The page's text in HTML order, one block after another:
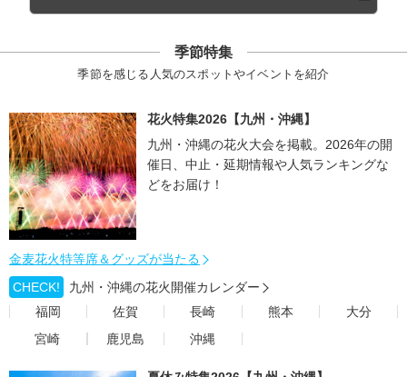
季節特集
季節を感じる人気のスポットやイベントを紹介
花火特集2026【九州・沖縄】
九州・沖縄の花火大会を掲載。2026年の開
催日、中止・延期情報や人気ランキングな
どをお届け！
金麦花火特等席＆グッズが当たる
CHECK!
九州・沖縄の花火開催カレンダー
福岡
佐賀 長崎 熊本
大分
宮崎
鹿児島 沖縄